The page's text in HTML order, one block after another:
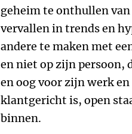
geheim te onthullen
vervallen in trends en
andere te maken met
en niet op zijn persoon,
en oog voor zijn werk
klantgericht is, open
binnen.